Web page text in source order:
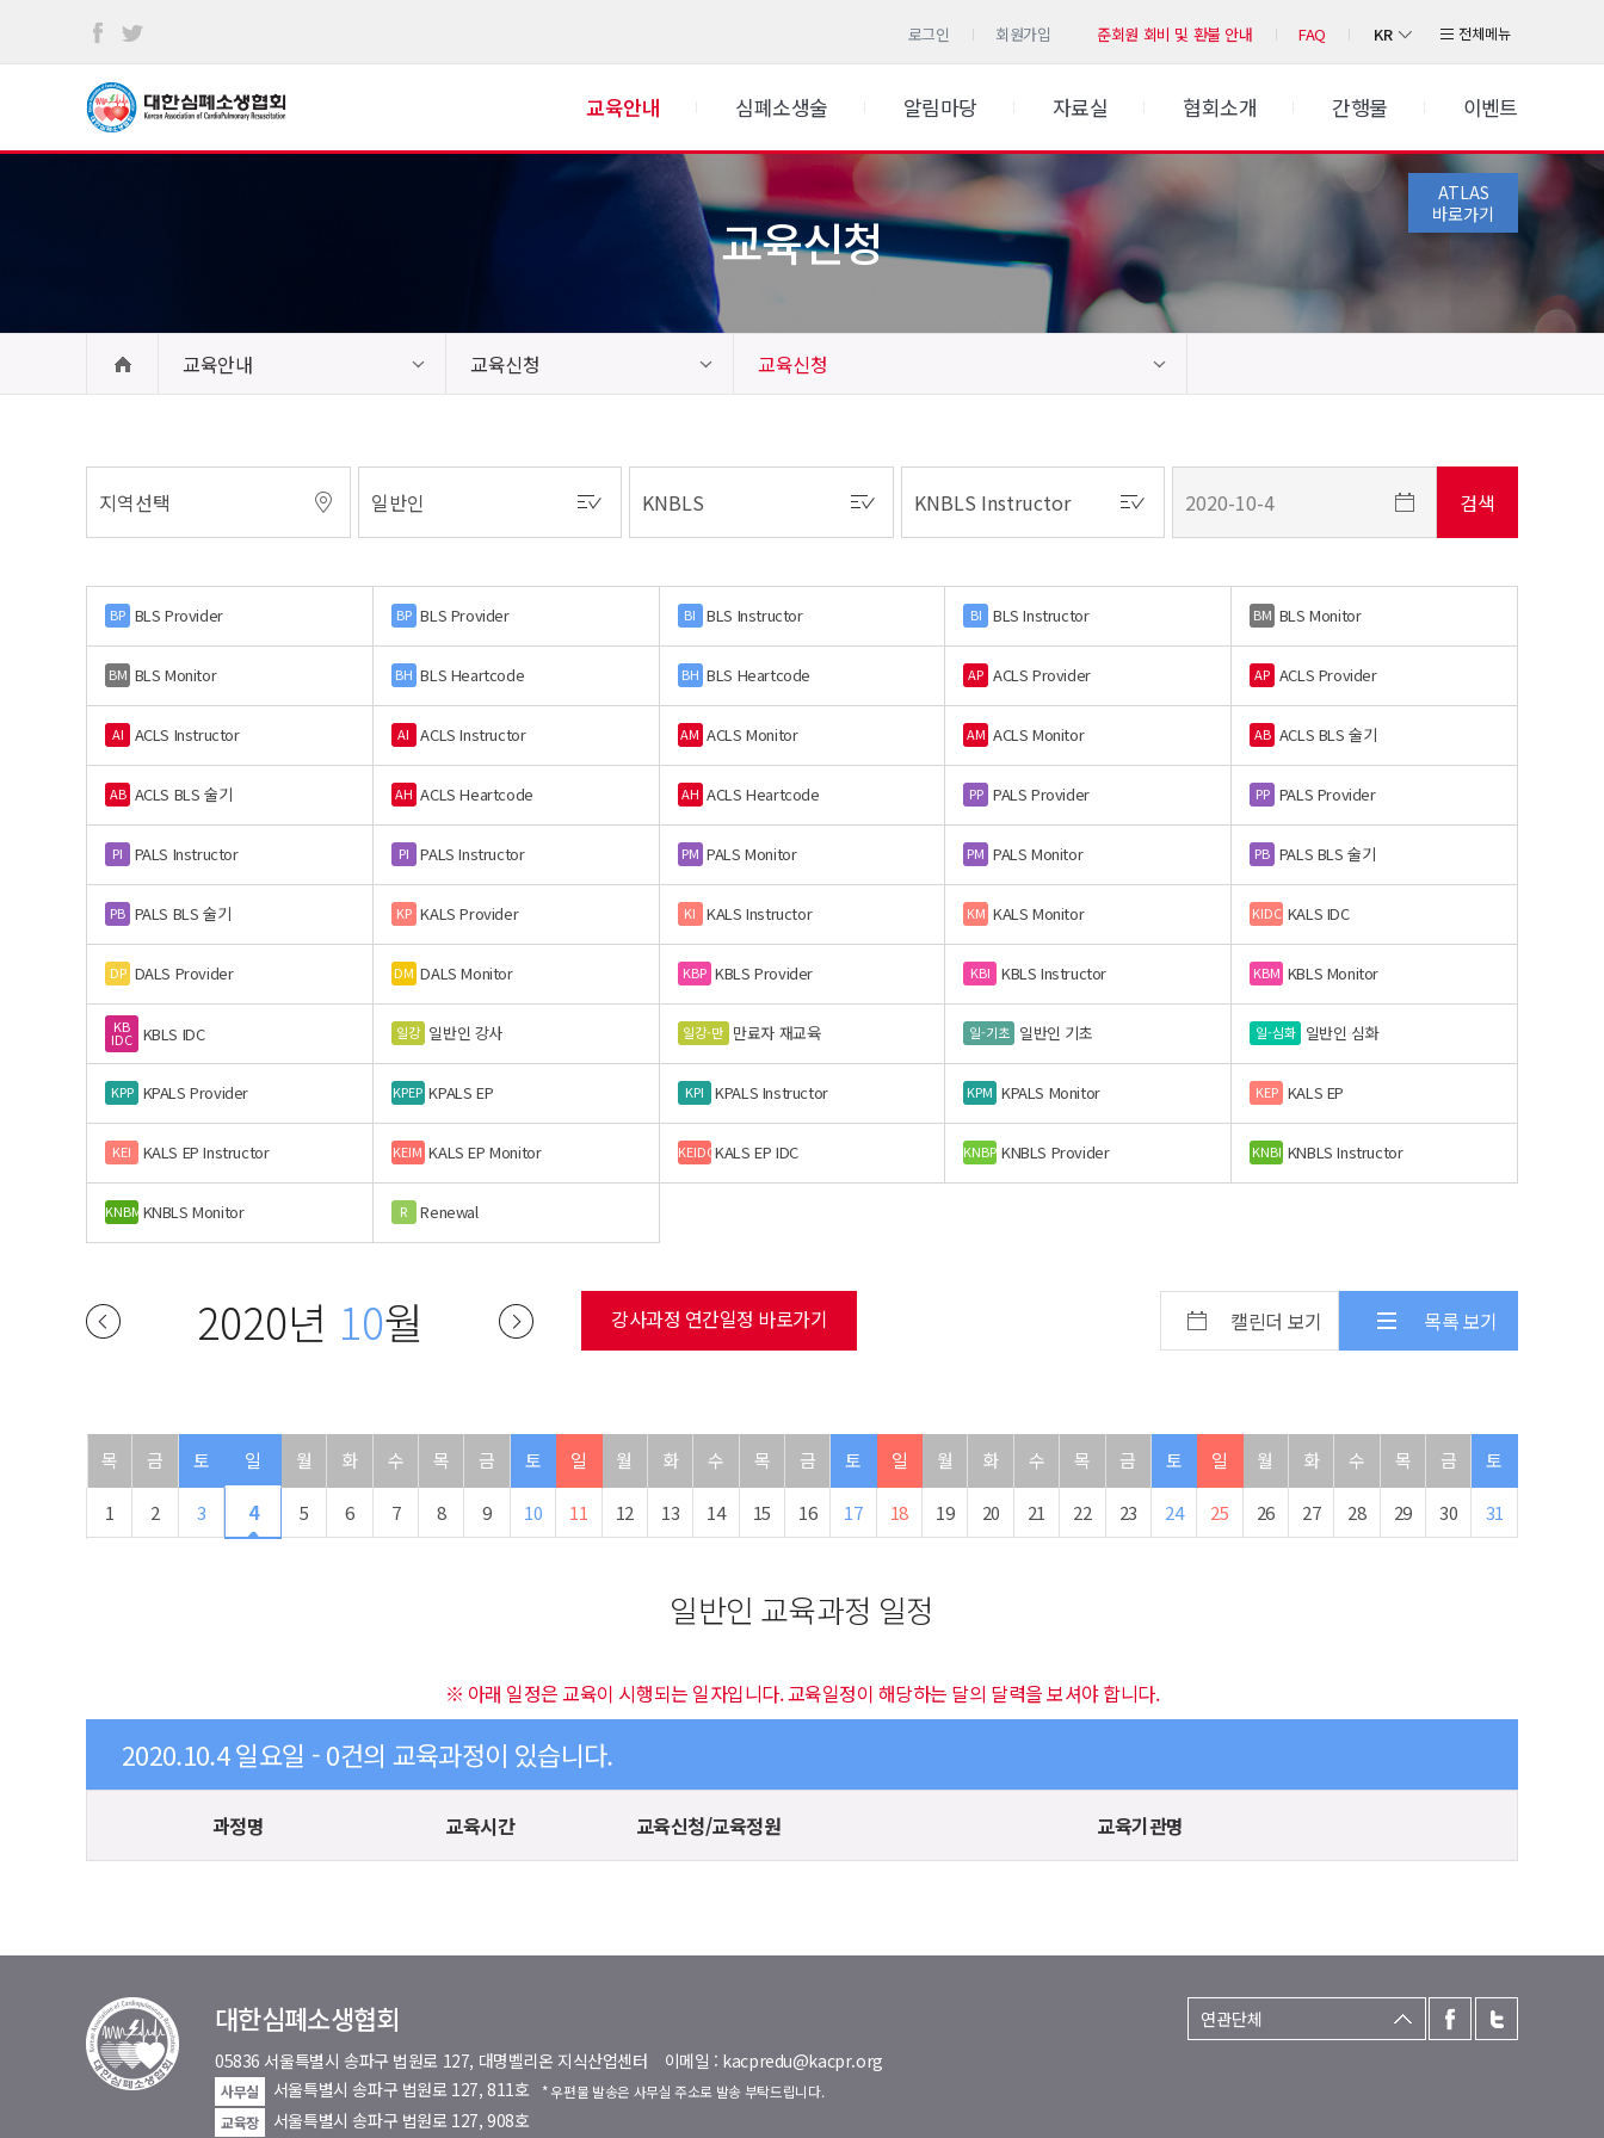
로그인 회원가입 준회원 회비 및 환불 안내 FAQ KR 전체메뉴
교육안내 심폐소생술 알림마당 자료실 협회소개 간행물 이벤트
ATLAS
바로가기
교육신청
교육안내 교육신청 교육신청
BP BLS Provider BP BLS Provider BI BLS Instructor BI BLS Instructor BM BLS Monitor
BM BLS Monitor BH BLS Heartcode BH BLS Heartcode AP ACLS Provider AP ACLS Provider
AI ACLS Instructor AI ACLS Instructor AM ACLS Monitor AM ACLS Monitor AB ACLS BLS 술기
AB ACLS BLS 술기 AH ACLS Heartcode AH ACLS Heartcode PP PALS Provider PP PALS Provider
PI PALS Instructor PI PALS Instructor PM PALS Monitor PM PALS Monitor PB PALS BLS 술기
PB PALS BLS 술기 KP KALS Provider KI KALS Instructor KM KALS Monitor KIDC KALS IDC
DP DALS Provider DM DALS Monitor KBP KBLS Provider KBI KBLS Instructor KBM KBLS Monitor
KB
IDC KBLS IDC 일강 일반인 강사 일강-만 만료자 재교육 일-기초 일반인 기초 일-심화 일반인 심화
KPP KPALS Provider KPEP KPALS EP KPI KPALS Instructor KPM KPALS Monitor KEP KALS EP
KEI KALS EP Instructor KEIM KALS EP Monitor KEIDCKALS EP IDC KNBP KNBLS Provider KNBI KNBLS Instructor
KNBM KNBLS Monitor R Renewal
2020년 10월 강사과정 연간일정 바로가기 캘린더 보기 목록 보기
목 금 토 일 월 화 수 목 금 토 일 월 화 수 목 금 토 일 월 화 수 목 금 토 일 월 화 수 목 금 토
1 2 3 4 5 6 7 8 9 10 11 12 13 14 15 16 17 18 19 20 21 22 23 24 25 26 27 28 29 30 31
일반인 교육과정 일정
※ 아래 일정은 교육이 시행되는 일자입니다. 교육일정이 해당하는 달의 달력을 보셔야 합니다.
2020.10.4 일요일 - 0건의 교육과정이 있습니다.
과정명 교육시간 교육신청/교육정원 교육기관명
대한심폐소생협회
05836 서울특별시 송파구 법원로 127, 대명벨리온 지식산업센터 이메일 : kacpredu@kacpr.org
사무실 서울특별시 송파구 법원로 127, 811호
* 우편물 발송은 사무실 주소로 발송 부탁드립니다.
교육장
서울특별시 송파구 법원로 127, 908호